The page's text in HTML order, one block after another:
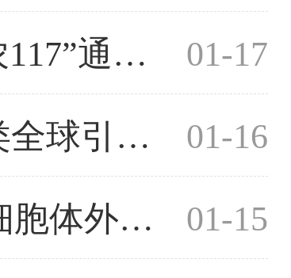
茶树良种“浙农139”“浙农117”通过省级鉴定 01-17
“汪氏模型”列管理金融类全球引用率最高论文前十位 01-16
药学院成功克隆胚胎干细胞体外定向分化心肌细胞 01-15